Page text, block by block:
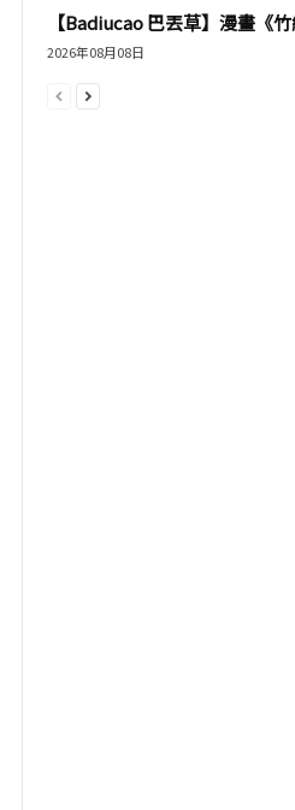
【Badiucao 巴丟草】漫畫《竹
2026年08月08日